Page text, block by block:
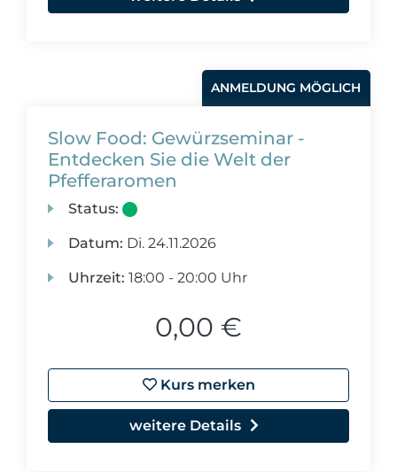
ANMELDUNG MÖGLICH
Slow Food: Gewürzseminar -
Entdecken Sie die Welt der
Pfefferaromen
Status:
Datum: Di. 24.11.2026
Uhrzeit: 18:00 - 20:00 Uhr
0,00 €
Kurs merken
weitere Details